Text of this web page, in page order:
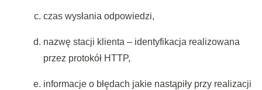
czas wysłania odpowiedzi,
nazwę stacji klienta – identyfikacja realizowana
przez protokół HTTP,
informacje o błędach jakie nastąpiły przy realizacji